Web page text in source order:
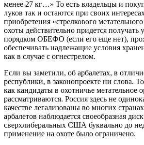
менее 27 кг…» То есть владельцы и
луков так и остаются при своих
приобретения «стрелкового
охоты действительно придется получать
порядком ОБЕФО (если его еще нет),
обеспечивать надлежащие условия
как в случае с огнестрелом.
Если вы заметили, об арбалетах, в
республики, в законопроекте ни слова.
как кандидаты в охотничье метательное
рассматриваются. Россия здесь не
качестве легализованы во многих
арбалетов наблюдается своеобразная
сверхлиберальных США буквально до
применение на охоте было ограничено.